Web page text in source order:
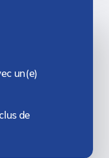
un(e)
de